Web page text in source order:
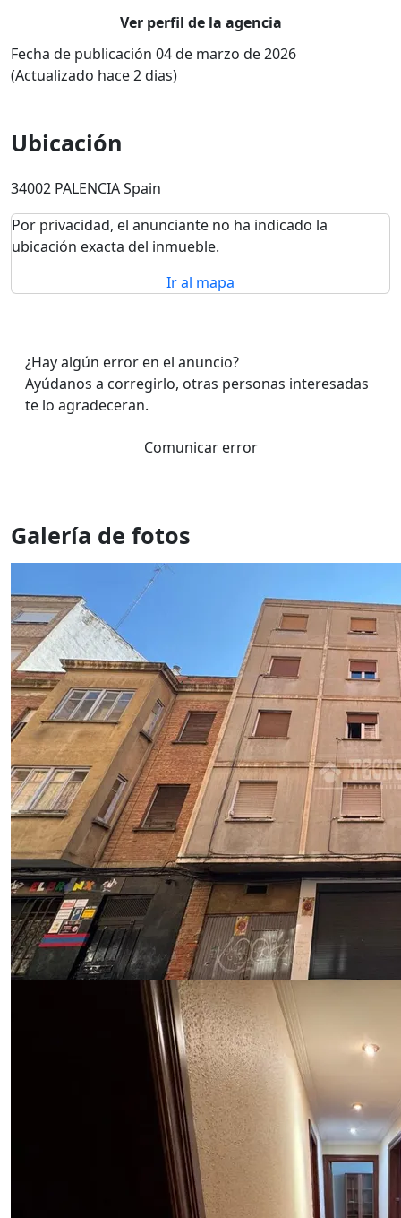
Ver perfil de la agencia
Fecha de publicación 04 de marzo de 2026
(Actualizado hace 2 dias)
Ubicación
34002 PALENCIA Spain
Por privacidad, el anunciante no ha indicado la
ubicación exacta del inmueble.
Ir al mapa
¿Hay algún error en el anuncio?
Ayúdanos a corregirlo, otras personas interesadas
te lo agradeceran.
Comunicar error
Galería de fotos